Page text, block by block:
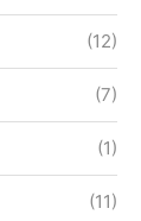
(12)
(7)
(1)
(11)